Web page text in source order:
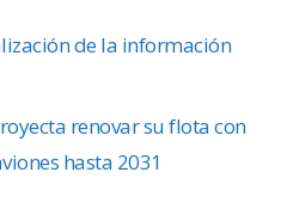
de la información
renovar su flota con
hasta 2031